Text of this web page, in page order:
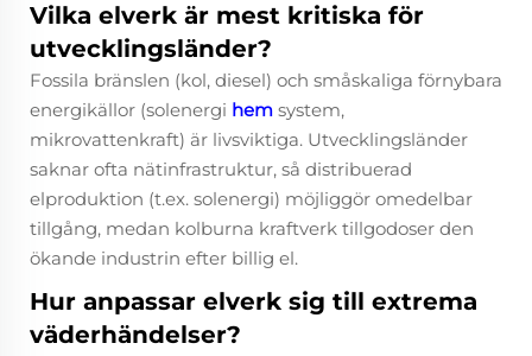
Vilka elverk är mest kritiska för
utvecklingsländer?
Fossila bränslen (kol, diesel) och småskaliga förnybara
energikällor (solenergi hem system,
mikrovattenkraft) är livsviktiga. Utvecklingsländer
saknar ofta nätinfrastruktur, så distribuerad
elproduktion (t.ex. solenergi) möjliggör omedelbar
tillgång, medan kolburna kraftverk tillgodoser den
ökande industrin efter billig el.​
Hur anpassar elverk sig till extrema
väderhändelser?